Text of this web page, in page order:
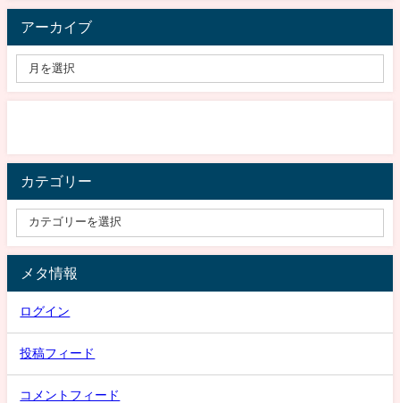
アーカイブ
カテゴリー
メタ情報
ログイン
投稿フィード
コメントフィード